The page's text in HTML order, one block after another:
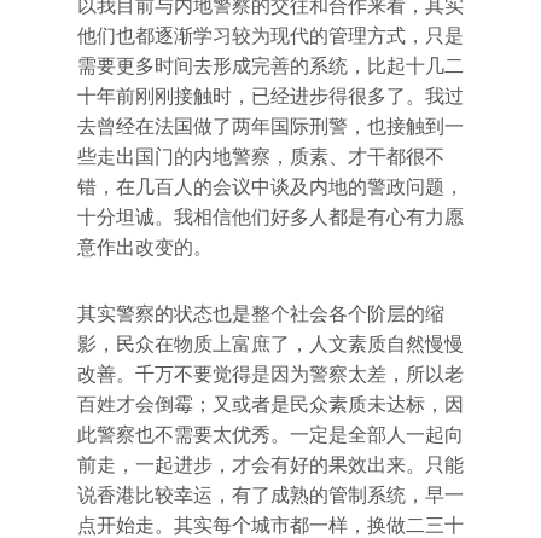
以我目前与内地警察的交往和合作来看，其实
他们也都逐渐学习较为现代的管理方式，只是
需要更多时间去形成完善的系统，比起十几二
十年前刚刚接触时，已经进步得很多了。我过
去曾经在法国做了两年国际刑警，也接触到一
些走出国门的内地警察，质素、才干都很不
错，在几百人的会议中谈及内地的警政问题，
十分坦诚。我相信他们好多人都是有心有力愿
意作出改变的。
其实警察的状态也是整个社会各个阶层的缩
影，民众在物质上富庶了，人文素质自然慢慢
改善。千万不要觉得是因为警察太差，所以老
百姓才会倒霉；又或者是民众素质未达标，因
此警察也不需要太优秀。一定是全部人一起向
前走，一起进步，才会有好的果效出来。只能
说香港比较幸运，有了成熟的管制系统，早一
点开始走。其实每个城市都一样，换做二三十